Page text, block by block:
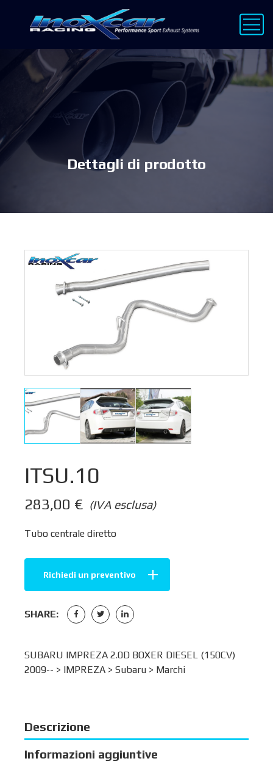
Dettagli di prodotto
ITSU.10
(IVA esclusa)
283,00 €
Tubo centrale diretto
Richiedi un preventivo
SHARE:
SUBARU IMPREZA 2.0D BOXER DIESEL (150CV)
2009-- > IMPREZA > Subaru > Marchi
Descrizione
Informazioni aggiuntive